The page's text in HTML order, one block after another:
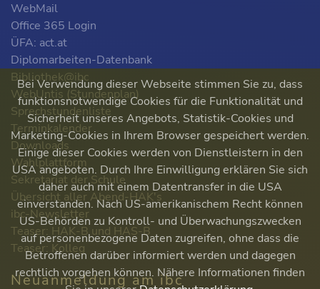
WebMail
Office 365 Login
ÜFA: act.at
Diplomarbeiten-Datenbank
Bibliothek@ibc
WebUntis (Stundenplan)
Sprechstundenliste
Terminkalender
Downloads
Wahlplattform
Sekretariat der Schule
Übersicht aller Abend-HAK's
ibc-Newsletter
Teaser: HAK-B und HAS-B
Teaser: Kolleg
Neuanmeldung am ibc
Bei Verwendung dieser Webseite stimmen Sie zu, dass
funktionsnotwendige Cookies für die Funktionalität und
Sicherheit unseres Angebots, Statistik-Cookies und
Marketing-Cookies in Ihrem Browser gespeichert werden.
Einige dieser Cookies werden von Dienstleistern in den
USA angeboten. Durch Ihre Einwilligung erklären Sie sich
daher auch mit einem Datentransfer in die USA
einverstanden. Nach US-amerikanischem Recht können
US-Behörden zu Kontroll- und Überwachungszwecken
auf personenbezogene Daten zugreifen, ohne dass die
Betroffenen darüber informiert werden und dagegen
rechtlich vorgehen können. Nähere Informationen finden